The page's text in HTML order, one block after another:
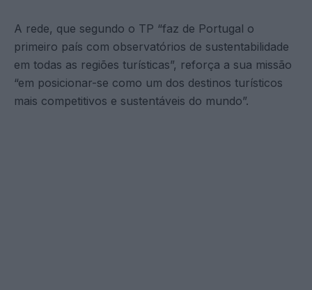
A rede, que segundo o TP “faz de Portugal o
primeiro país com observatórios de sustentabilidade
em todas as regiões turísticas”, reforça a sua missão
“em posicionar-se como um dos destinos turísticos
mais competitivos e sustentáveis do mundo”.